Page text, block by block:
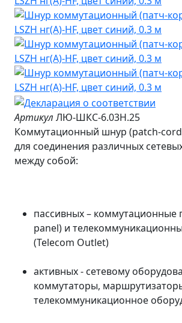
Артикул ЛЮ-ШКС-6.03Н.25
Коммутационный шнур (patch-
для соединения различных
между собой:
пассивных – коммутационные
panel) и
(Telecom Outlet)
активных - сетевому
коммутаторы,
телекоммуникационное